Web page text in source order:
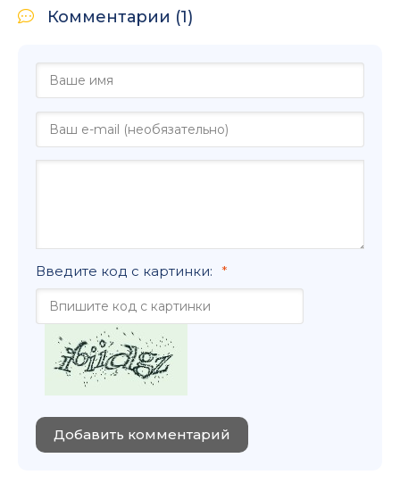
Комментарии (1)
Введите код с картинки:
Добавить комментарий